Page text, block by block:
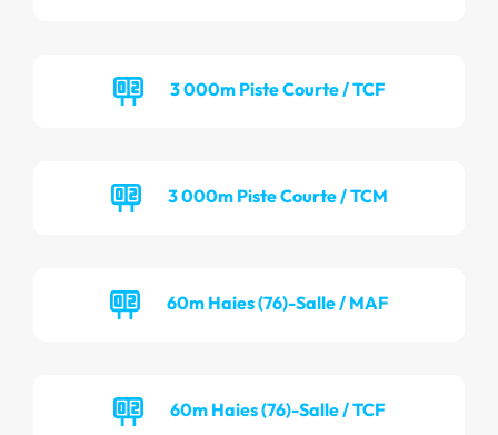
3 000m Piste Courte / TCF
3 000m Piste Courte / TCM
60m Haies (76)-Salle / MAF
60m Haies (76)-Salle / TCF